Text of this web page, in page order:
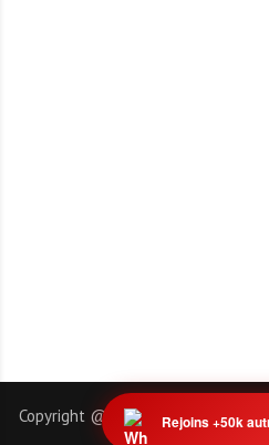
Copyright @ 2011-2026 |Rejoins +50k